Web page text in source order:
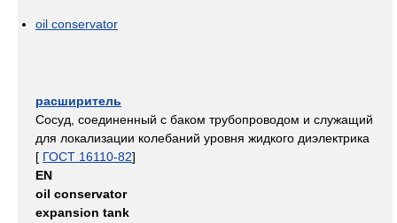
oil conservator
расширитель
Сосуд, соединенный с баком трубопроводом и служащий
для локализации колебаний уровня жидкого диэлектрика
[ ГОСТ 16110-82]
EN
oil conservator
expansion tank